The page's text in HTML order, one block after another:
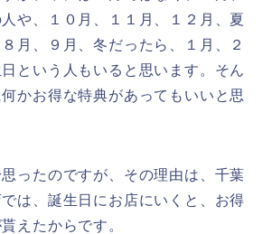
や、１０月、１１月、１２月、夏
月、９月、冬だったら、１月、２
という人もいると思います。そん
かお得な特典があってもいいと思
ったのですが、その理由は、千葉
は、誕生日にお店にいくと、お得
えたからです。